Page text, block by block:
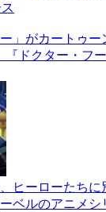
」がカートゥ
『ドクター・フ
ヒーローたち
ベルのアニメシ